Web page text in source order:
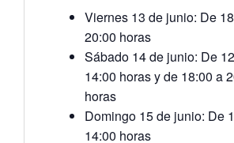
Viernes 13 de junio: De
20:00 horas
Sábado 14 de junio: De
14:00 horas y de 18:00 a
horas
Domingo 15 de junio: De
14:00 horas